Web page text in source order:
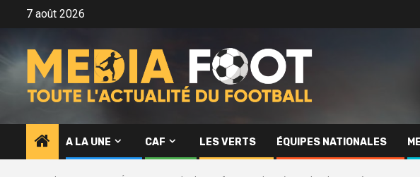
7 août 2026
A LA UNE CAF LES VERTS ÉQUIPES NATIONALES